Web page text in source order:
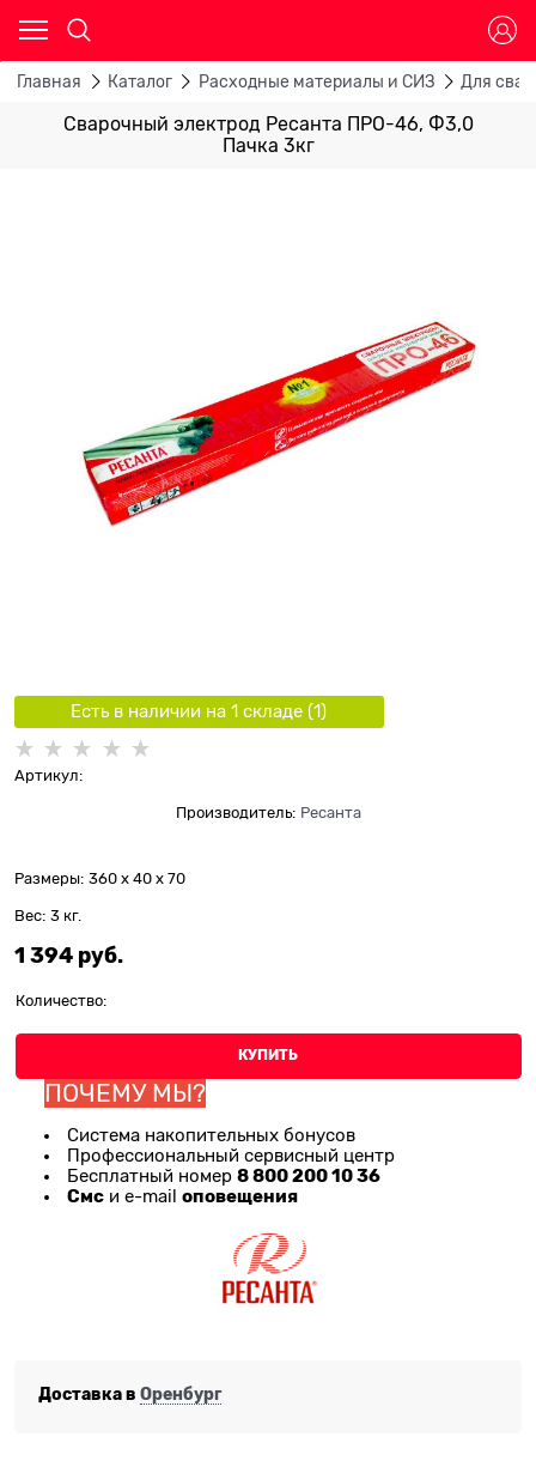
Главная Каталог Расходные материалы и СИЗ Для
Сварочный электрод Ресанта ПРО-46, Ф3,0
Пачка 3кг
Есть в наличии на 1 складe (1)
Артикул:
Производитель: Ресанта
Размеры: 360 x 40 x 70
Вес: 3 кг.
1 394 руб.
Количество:
КУПИТЬ
ПОЧЕМУ МЫ?
Система накопительных бонусов
Профессиональный сервисный центр
Бесплатный номер 8 800 200 10 36
Смс и e-mail оповещения
Доставка в Оренбург